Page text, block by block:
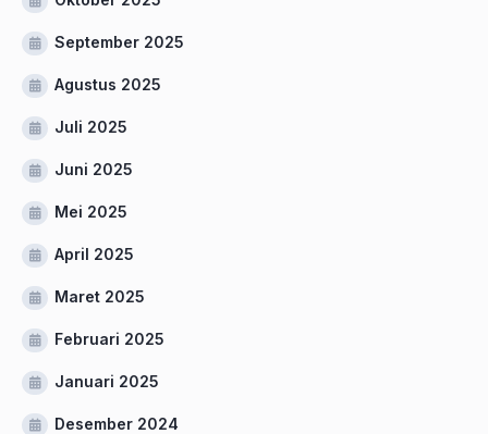
September 2025
Agustus 2025
Juli 2025
Juni 2025
Mei 2025
April 2025
Maret 2025
Februari 2025
Januari 2025
Desember 2024